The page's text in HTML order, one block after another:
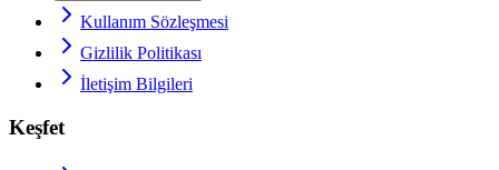
Kullanım Sözleşmesi
Gizlilik Politikası
İletişim Bilgileri
Keşfet